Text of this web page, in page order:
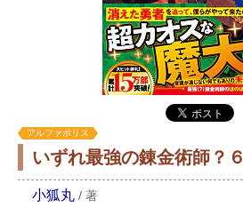
アルファポリス
いずれ最強の錬金術師？６
小狐丸 / 著